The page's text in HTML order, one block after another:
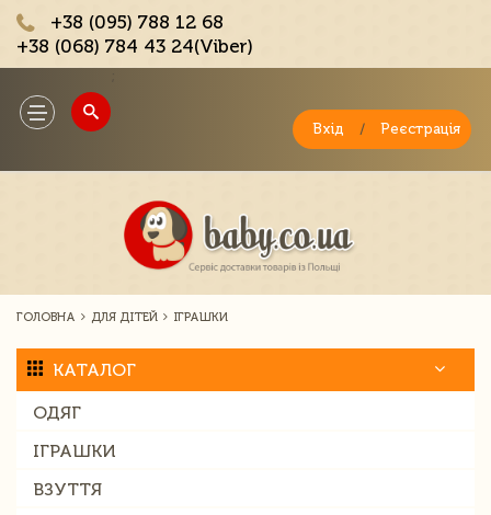
+38 (095) 788 12 68
+38 (068) 784 43 24(Viber)
Toggle
navigation
Вхід / Реєстрація
ГОЛОВНА ДЛЯ ДІТЕЙ ІГРАШКИ
КАТАЛОГ
ОДЯГ
ІГРАШКИ
ВЗУТТЯ